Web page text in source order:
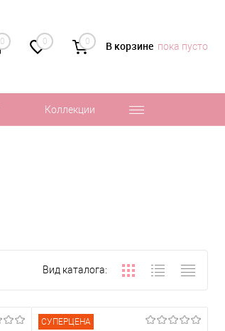
0 0 0 В корзине пока пусто
Коллекции
Вид каталога:
СУПЕРЦЕНА